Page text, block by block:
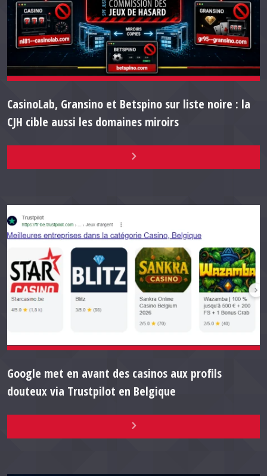
CasinoLab, Gransino et Betspino sur liste noire : la
CJH cible aussi les domaines miroirs
Google met en avant des casinos aux profils
douteux via Trustpilot en Belgique